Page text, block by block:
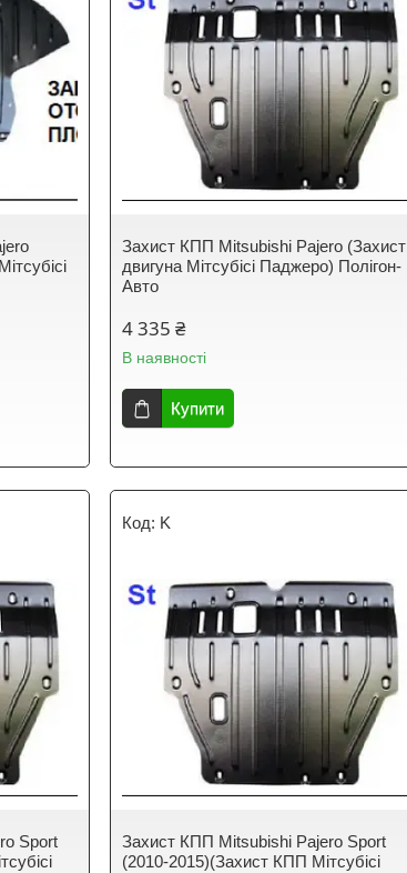
Захист КПП Mitsubishi Pajero (Захист
двигуна Мітсубісі Паджеро) Полігон-
Авто
4 335 ₴
В наявності
Купити
Sport
K
Захист КПП Mitsubishi Pajero Sport
(2010-2015)(Захист КПП Мітсубісі